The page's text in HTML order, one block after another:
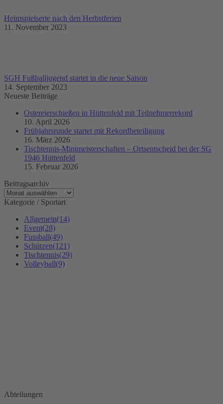
Heimspielserie nach den Herbstferien
11. November 2023
SGH Fußballjugend startet in die neue Saison
14. September 2023
Neueste Beiträge
Ostereierschießen in Hüttenfeld mit Teilnehmerrekord
10. April 2026
Frühjahrsrunde startet mit Rekordbeteiligung
16. März 2026
Tischtennis-Minimeisterschaften – Ortsentscheid bei der SG
1946 Hüttenfeld
15. Februar 2026
Beitragsarchiv
Beitragsarchiv
Kategorie / Sportart
Allgemein(14)
Event(28)
Fussball(49)
Schützen(121)
Tischtennis(29)
Volleyball(9)
page
Abteilungen